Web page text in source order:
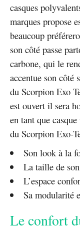
casques
marques propose
beaucoup
son côté passe
carbone, qui le
accentue son côté
du Scorpion Exo
est ouvert il sera
en tant que
du Scorpion Exo-
Son look à la
La taille de
L’espace
Sa modularité
Le confort